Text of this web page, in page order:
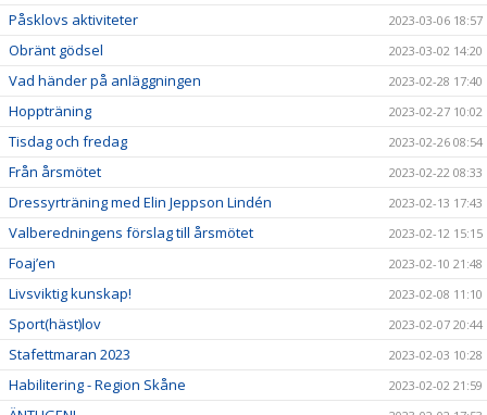
Påsklovs aktiviteter 2023-03-06 18:57
Obränt gödsel 2023-03-02 14:20
Vad händer på anläggningen 2023-02-28 17:40
Hoppträning 2023-02-27 10:02
Tisdag och fredag 2023-02-26 08:54
Från årsmötet 2023-02-22 08:33
Dressyrträning med Elin Jeppson Lindén 2023-02-13 17:43
Valberedningens förslag till årsmötet 2023-02-12 15:15
Foaj’en 2023-02-10 21:48
Livsviktig kunskap! 2023-02-08 11:10
Sport(häst)lov 2023-02-07 20:44
Stafettmaran 2023 2023-02-03 10:28
Habilitering - Region Skåne 2023-02-02 21:59